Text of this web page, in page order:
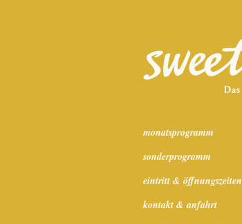
monatsprogramm
sonderprogramm
eintritt & öffnungszeiten
kontakt & anfahrt